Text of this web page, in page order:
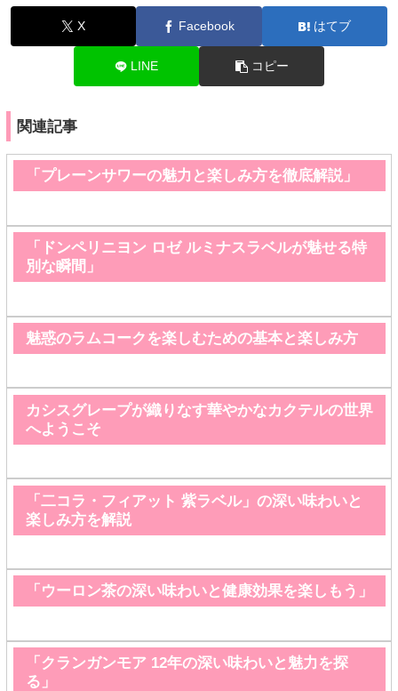
X Facebook はてブ
LINE コピー
関連記事
「プレーンサワーの魅力と楽しみ方を徹底解説」
「ドンペリニヨン ロゼ ルミナスラベルが魅せる特
別な瞬間」
魅惑のラムコークを楽しむための基本と楽しみ方
カシスグレープが織りなす華やかなカクテルの世界
へようこそ
「二コラ・フィアット 紫ラベル」の深い味わいと
楽しみ方を解説
「ウーロン茶の深い味わいと健康効果を楽しもう」
「クランガンモア 12年の深い味わいと魅力を探
る」